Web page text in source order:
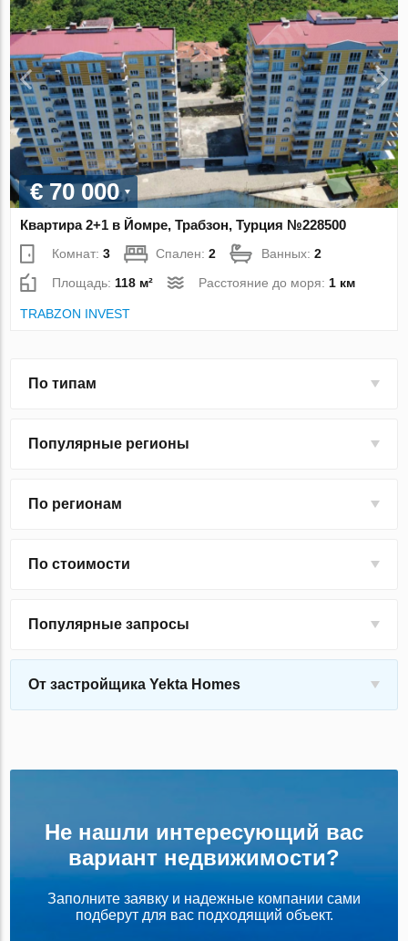
€ 70 000
Квартира 2+1 в Йомре, Трабзон, Турция №228500
Комнат:3 Спален:2 Ванных:2
Площадь: 118 м² Расстояние до моря: 1 км
TRABZON INVEST
По типам
Популярные регионы
По регионам
По стоимости
Популярные запросы
От застройщика Yekta Homes
Не нашли интересующий вас
вариант недвижимости?
Заполните заявку и надежные компании сами
подберут для вас подходящий объект.